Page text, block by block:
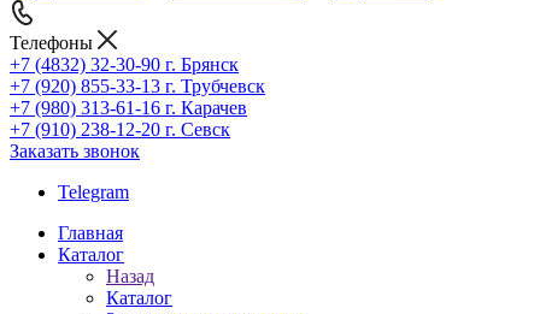
Телефоны
+7 (4832) 32-30-90 г. Брянск
+7 (920) 855-33-13 г. Трубчевск
+7 (980) 313-61-16 г. Карачев
+7 (910) 238-12-20 г. Севск
Заказать звонок
Telegram
Главная
Каталог
Назад
Каталог